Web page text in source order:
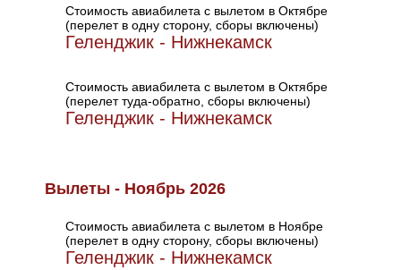
Стоимость авиабилета с вылетом в Октябре
(перелет в одну сторону, сборы включены)
Геленджик - Нижнекамск
Стоимость авиабилета с вылетом в Октябре
(перелет туда-обратно, сборы включены)
Геленджик - Нижнекамск
Вылеты - Ноябрь 2026
Стоимость авиабилета с вылетом в Ноябре
(перелет в одну сторону, сборы включены)
Геленджик - Нижнекамск